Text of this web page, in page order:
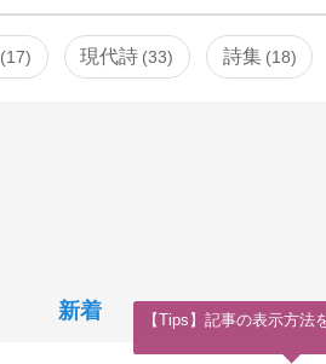
17 現代詩 33 詩集 18
新着 【Tips】記事の表示方法